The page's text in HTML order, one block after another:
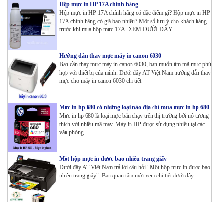
Hộp mực in HP 17A chính hãng
Hộp mực in HP 17A chính hãng có đặc điểm gì? Hộp mực in HP
17A chính hãng có giá bao nhiêu? Một số lưu ý cho khách hàng
trước khi mua hộp mực 17A. XEM DƯỚI ĐÂY
Hướng dẫn thay mực máy in canon 6030
Bạn cần thay mực máy in canon 6030, bạn muốn tìm mã mực phù
hợp với thiết bị của mình. Dưới đây AT Việt Nam hướng dẫn thay
mực cho máy in canon 6030 chi tiết
Mực in hp 680 có những loại nào địa chỉ mua mực in hp 680
Mực in hp 680 là loại mực bán chạy trên thị trường bởi nó tương
thích với nhiều mã máy. Máy in HP được sử dụng nhiều tại các
văn phòng
Một hộp mực in được bao nhiêu trang giấy
Dưới đây AT Việt Nam trả lời câu hỏi "Một hộp mực in được bao
nhiêu trang giấy". Bạn quan tâm mời xem chi tiết dưới đây